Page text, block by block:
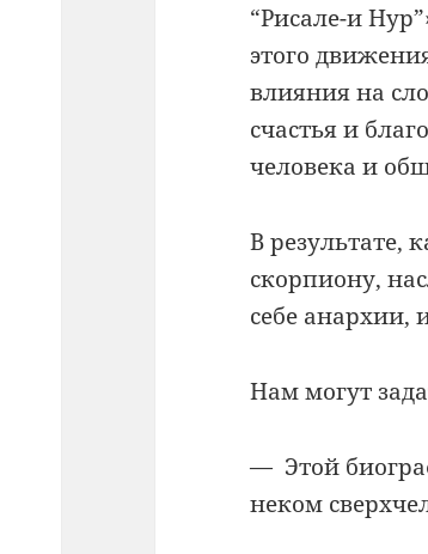
“Рисале-и
этого
влияния на
счастья и
человека и
В результате,
скорпиону,
себе анархии,
Нам могут
— Этой
неком